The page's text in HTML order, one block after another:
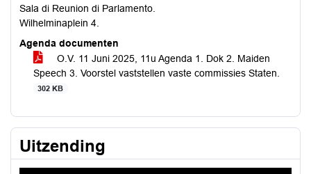
Sala di Reunion di Parlamento.
Wilhelminaplein 4.
Agenda documenten
O.V. 11 Juni 2025, 11u Agenda 1. Dok 2. Maiden
Speech 3. Voorstel vaststellen vaste commissies Staten.
302 KB
Uitzending